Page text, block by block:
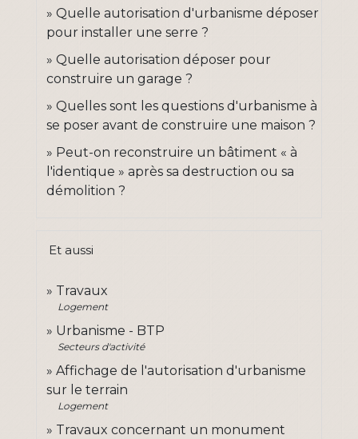
Quelle autorisation d'urbanisme déposer
pour installer une serre ?
Quelle autorisation déposer pour
construire un garage ?
Quelles sont les questions d'urbanisme à
se poser avant de construire une maison ?
Peut-on reconstruire un bâtiment « à
l'identique » après sa destruction ou sa
démolition ?
Et aussi
Travaux
Logement
Urbanisme - BTP
Secteurs d'activité
Affichage de l'autorisation d'urbanisme
sur le terrain
Logement
Travaux concernant un monument